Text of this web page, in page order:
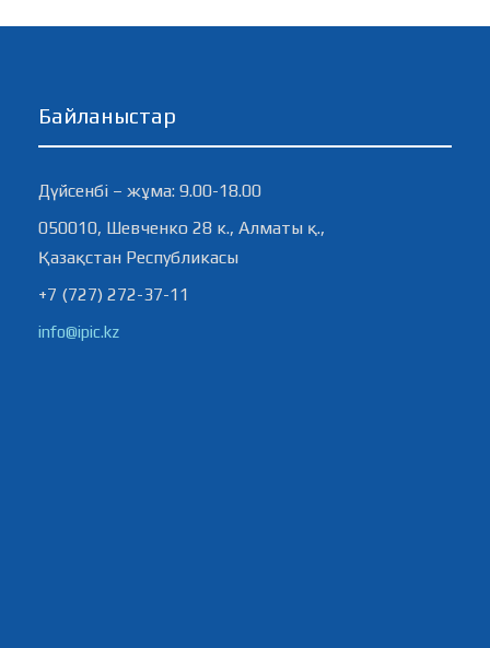
Байланыстар
Дүйсенбі – жұма: 9.00-18.00
050010, Шевченко 28 к., Алматы қ.,
Қазақстан Республикасы
+7 (727) 272-37-11
info@ipic.kz